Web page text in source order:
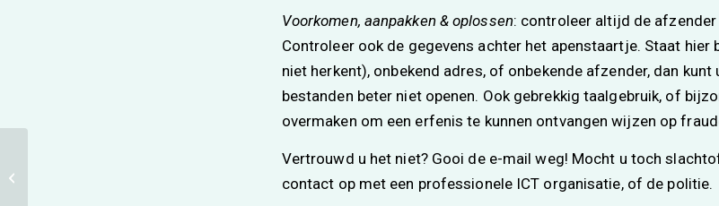
Voorkomen, aanpakken & oplossen: controleer altijd de afzender
Controleer ook de gegevens achter het apenstaartje. Staat hier
niet herkent), onbekend adres, of onbekende afzender, dan
bestanden beter niet openen. Ook gebrekkig taalgebruik, of
overmaken om een erfenis te kunnen ontvangen wijzen op
Vertrouwd u het niet? Gooi de e-mail weg! Mocht u toch
contact op met een professionele ICT organisatie, of de politie.